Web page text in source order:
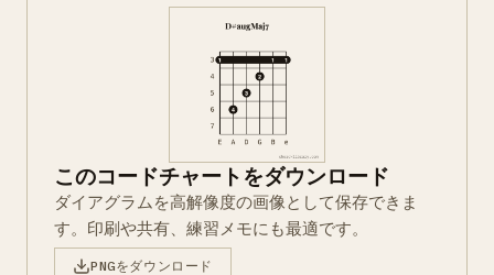
このコードチャートをダウンロード
ダイアグラムを高解像度の画像として保存できま
す。印刷や共有、練習メモにも最適です。
PNGをダウンロード